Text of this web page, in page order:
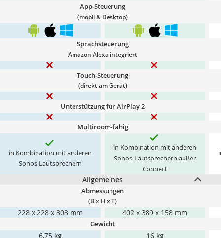
App-Steuerung
(mobil & Desktop)
Sprachsteuerung
Amazon Alexa integriert
Touch-Steuerung
(direkt am Gerät)
Unterstützung für AirPlay 2
Multiroom-fähig
in Kombination mit anderen
Sonos-Lautsprechern
in Kombination mit anderen
Sonos-Lautsprechern außer
Connect
Allgemeines
Abmessungen
(B x H x T)
228 x 228 x 303 mm 402 x 389 x 158 mm
Gewicht
6,75 kg 16 kg